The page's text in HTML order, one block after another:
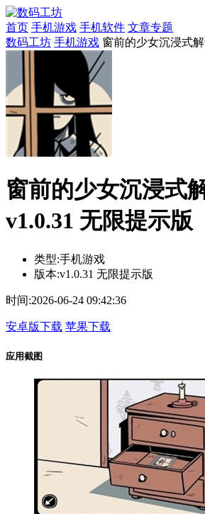
首页 手机游戏 手机软件 文章专题
数码工坊 手机游戏 窗前的少女沉浸式
窗前的少女沉浸式
v1.0.31 无限提示版
类型:手机游戏
版本:v1.0.31 无限提示版
时间:2026-06-24 09:42:36
安卓版下载 苹果下载
应用截图